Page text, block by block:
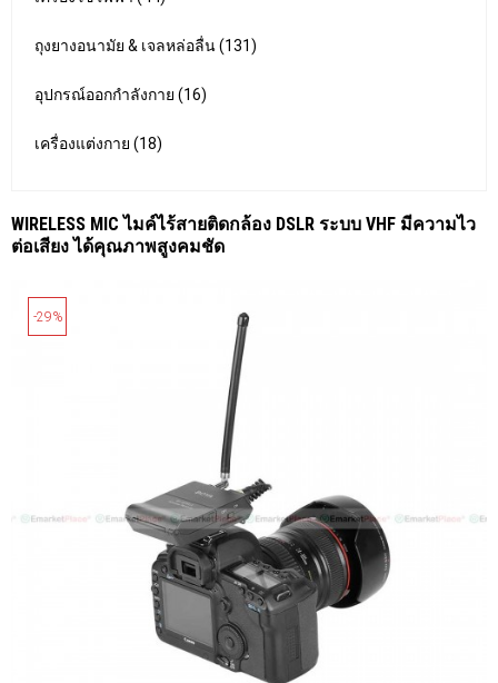
ถุงยางอนามัย & เจลหล่อลื่น (131)
อุปกรณ์ออกกำลังกาย (16)
เครื่องแต่งกาย (18)
WIRELESS MIC ไมค์ไร้สายติดกล้อง DSLR ระบบ VHF มีความไว
ต่อเสียง ได้คุณภาพสูงคมชัด
-29%